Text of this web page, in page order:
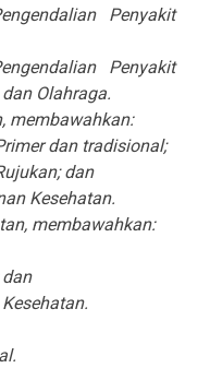
Penyakit
Penyakit
Olahraga.
membawahkan:
dan tradisional;
dan
Kesehatan.
membawahkan: